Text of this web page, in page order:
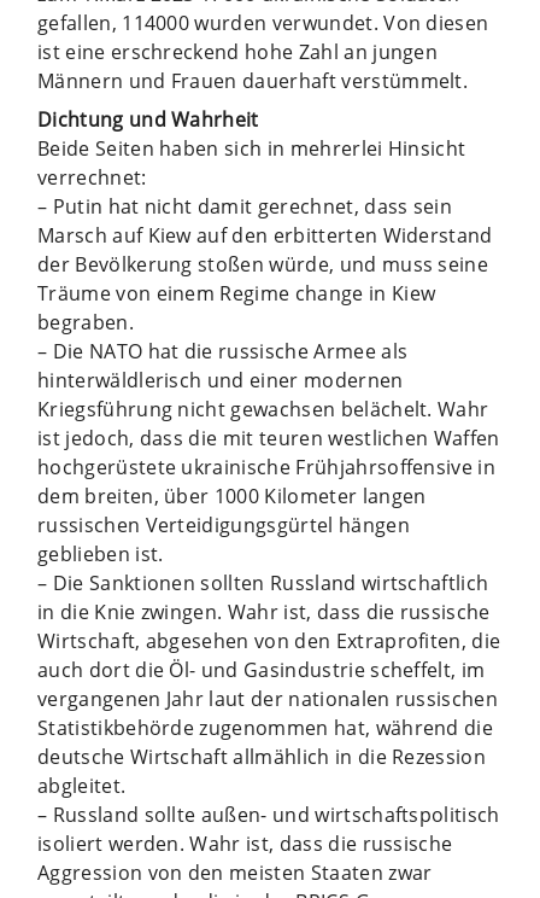
gefallen, 114000 wurden verwundet. Von diesen
ist eine erschreckend hohe Zahl an jungen
Männern und Frauen dauerhaft verstümmelt.
Dichtung und Wahrheit
Beide Seiten haben sich in mehrerlei Hinsicht
verrechnet:
– Putin hat nicht damit gerechnet, dass sein
Marsch auf Kiew auf den erbitterten Widerstand
der Bevölkerung stoßen würde, und muss seine
Träume von einem Regime change in Kiew
begraben.
– Die NATO hat die russische Armee als
hinterwäldlerisch und einer modernen
Kriegsführung nicht gewachsen belächelt. Wahr
ist jedoch, dass die mit teuren westlichen Waffen
hochgerüstete ukrainische Frühjahrsoffensive in
dem breiten, über 1000 Kilometer langen
russischen Verteidigungsgürtel hängen
geblieben ist.
– Die Sanktionen sollten Russland wirtschaftlich
in die Knie zwingen. Wahr ist, dass die russische
Wirtschaft, abgesehen von den Extraprofiten, die
auch dort die Öl- und Gasindustrie scheffelt, im
vergangenen Jahr laut der nationalen russischen
Statistikbehörde zugenommen hat, während die
deutsche Wirtschaft allmählich in die Rezession
abgleitet.
– Russland sollte außen- und wirtschaftspolitisch
isoliert werden. Wahr ist, dass die russische
Aggression von den meisten Staaten zwar